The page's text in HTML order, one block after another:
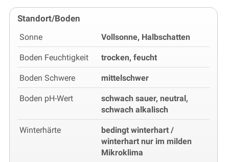
Standort/Boden
Sonne Vollsonne, Halbschatten
Boden Feuchtigkeit trocken, feucht
Boden Schwere mittelschwer
Boden pH-Wert
schwach sauer, neutral,
schwach alkalisch
Winterhärte
bedingt winterhart /
winterhart nur im milden
Mikroklima